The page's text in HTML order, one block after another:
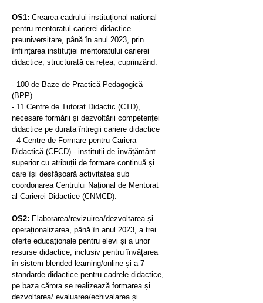
OS1: Crearea cadrului instituțional național
pentru mentoratul carierei didactice
preuniversitare, până în anul 2023, prin
înființarea instituției mentoratului carierei
didactice, structurată ca rețea, cuprinzând:
- 100 de Baze de Practică Pedagogică
(BPP)
- 11 Centre de Tutorat Didactic (CTD),
necesare formării și dezvoltării competenței
didactice pe durata întregii cariere didactice
- 4 Centre de Formare pentru Cariera
Didactică (CFCD) - instituții de învățământ
superior cu atribuții de formare continuă și
care își desfășoară activitatea sub
coordonarea Centrului Național de Mentorat
al Carierei Didactice (CNMCD).
OS2: Elaborarea/revizuirea/dezvoltarea și
operaționalizarea, până în anul 2023, a trei
oferte educaționale pentru elevi și a unor
resurse didactice, inclusiv pentru învățarea
în sistem blended learning/online și a 7
standarde didactice pentru cadrele didactice,
pe baza cărora se realizează formarea și
dezvoltarea/ evaluarea/echivalarea și